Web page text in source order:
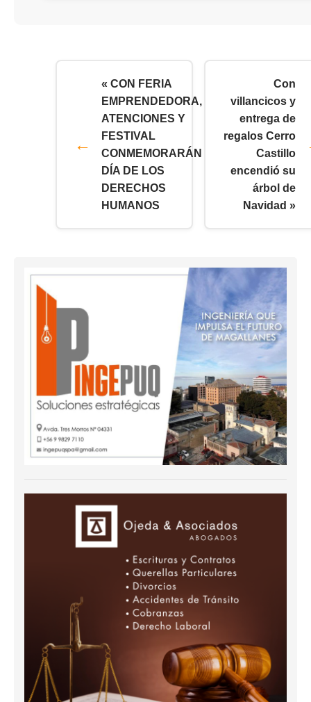
« CON FERIA
EMPRENDEDORA,
ATENCIONES Y
FESTIVAL
CONMEMORARÁN
DÍA DE LOS
DERECHOS
HUMANOS
Con
villancicos y
entrega de
regalos Cerro
Castillo
encendió su
árbol de
Navidad »